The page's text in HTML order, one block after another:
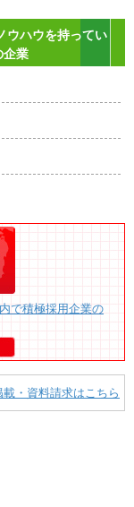
ウハウを持ってい
企業
で積極採用企業の
・資料請求はこちら